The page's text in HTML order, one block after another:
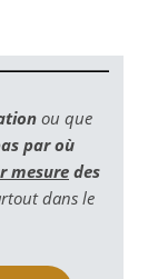
ou que
par où
mesure des
dans le